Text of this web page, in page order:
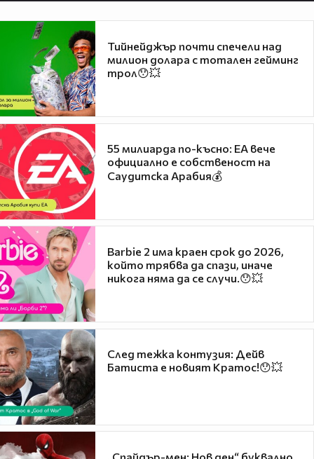
Тийнейджър почти спечели над
милион долара с тотален гейминг
трол😯💥
55 милиарда по-късно: EA вече
официално е собственост на
Саудитска Арабия💰
Barbie 2 има краен срок до 2026,
който трябва да спази, иначе
никога няма да се случи.😯💥
След тежка контузия: Дейв
Батиста е новият Кратос!😯💥
„Спайдър-мен: Нов ден“ буквално